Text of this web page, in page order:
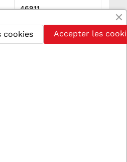
46911
Accepter les
cookies